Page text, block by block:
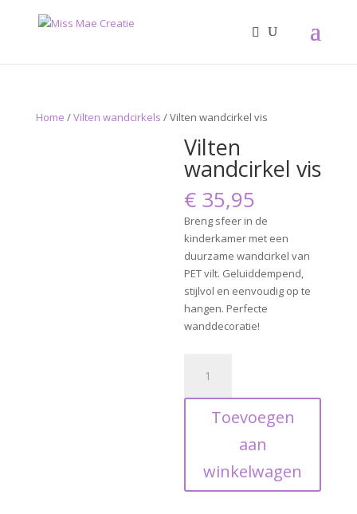
Home /Vilten wandcirkels / Vilten wandcirkel vis
Vilten
wandcirkel vis
€ 35,95
Breng sfeer in de
kinderkamer met een
duurzame wandcirkel van
PET vilt. Geluiddempend,
stijlvol en eenvoudig op te
hangen. Perfecte
wanddecoratie!
wandcirkel
vis
aantalToevoegen
aan
winkelwagen